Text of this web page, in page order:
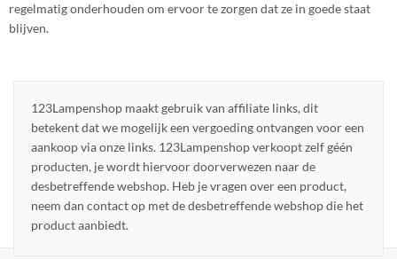
regelmatig onderhouden om ervoor te zorgen dat ze in goede staat
blijven.
123Lampenshop maakt gebruik van affiliate links, dit
betekent dat we mogelijk een vergoeding ontvangen voor een
aankoop via onze links. 123Lampenshop verkoopt zelf géén
producten, je wordt hiervoor doorverwezen naar de
desbetreffende webshop. Heb je vragen over een product,
neem dan contact op met de desbetreffende webshop die het
product aanbiedt.